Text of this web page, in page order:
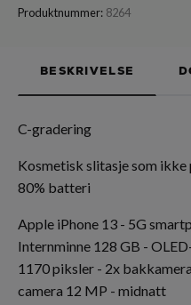
Produktnummer: 8264
BESKRIVELSE
C-gradering
Kosmetisk slitasje som
80% batteri
Apple iPhone 13 - 5G
Internminne 128 GB -
1170 piksler - 2x
camera 12 MP - midnatt